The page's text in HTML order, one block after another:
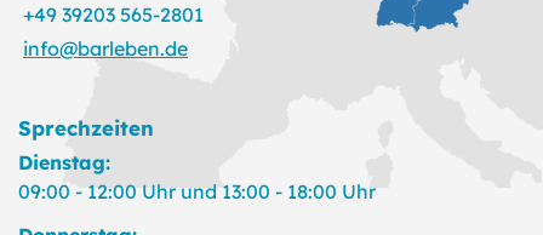
+49 39203 565-2801
info@barleben.de
Sprechzeiten
Dienstag:
09:00 - 12:00 Uhr und 13:00 - 18:00 Uhr